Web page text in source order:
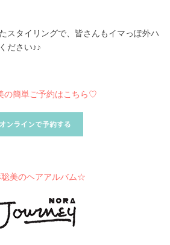
スタイリングで、皆さんもイマっぽ外ハ
ださい♪♪
の簡単ご予約はこちら♡
美のヘアアルバム☆